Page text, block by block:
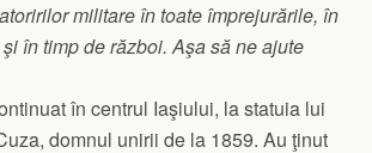
militare în toate împrejurările, în
în timp de război. Aşa să ne ajute
în centrul Iaşiului, la statuia lui
domnul unirii de la 1859. Au ţinut